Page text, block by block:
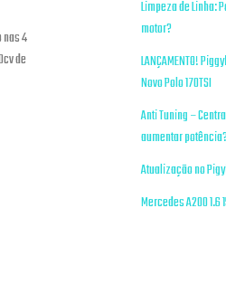
4
de
Limpeza de Linha:
motor?
LANÇAMENTO!
Novo Polo 170TSI
Anti Tuning –
aumentar
Atualização no
Mercedes A200 1.6